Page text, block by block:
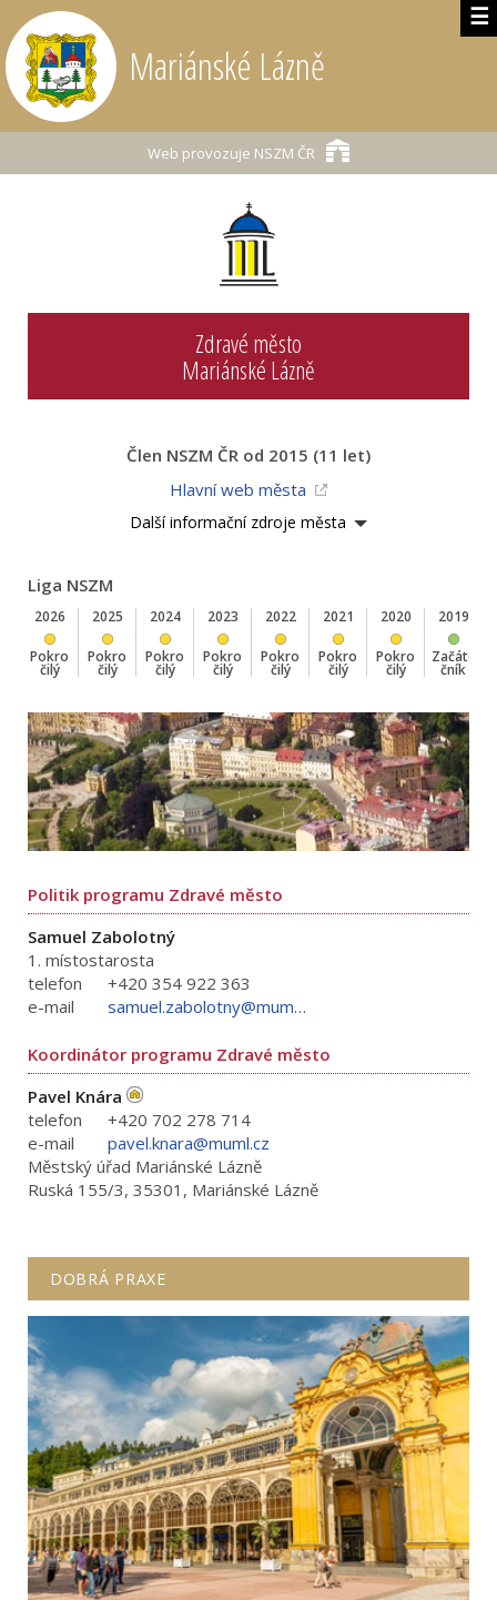
☰
Mariánské Lázně
Web provozuje NSZM ČR
Zdravé město
Mariánské Lázně
Člen NSZM ČR od 2015 (11 let)
Hlavní web města
Další informační zdroje města
Liga NSZM
2026
Pokro
čilý
2025
Pokro
čilý
2024
Pokro
čilý
2023
Pokro
čilý
2022
Pokro
čilý
2021
Pokro
čilý
2020
Pokro
čilý
2019
Začáte
čník
Politik programu Zdravé město
Samuel Zabolotný
1. místostarosta
telefon
+420 354 922 363
e-mail
samuel.zabolotny@muml.cz
Koordinátor programu Zdravé město
Pavel Knára
telefon
+420 702 278 714
e-mail
pavel.knara@muml.cz
Městský úřad Mariánské Lázně
Ruská 155/3, 35301, Mariánské Lázně
DOBRÁ PRAXE